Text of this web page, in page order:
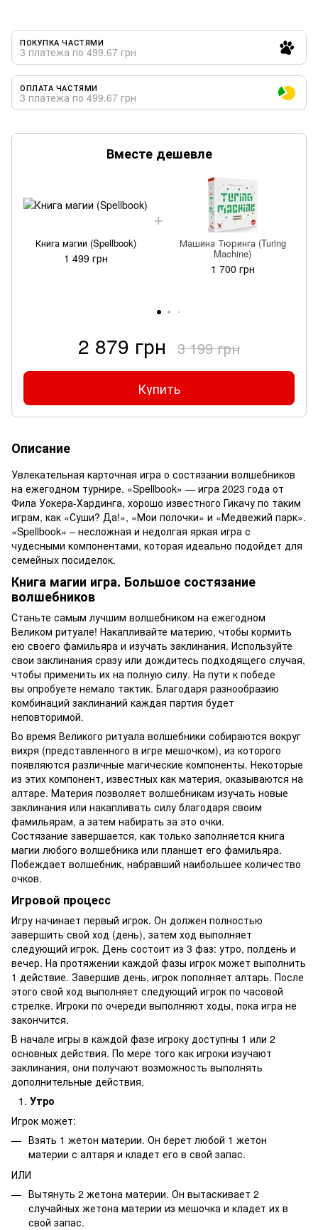
ПОКУПКА ЧАСТЯМИ
3 платежа по 499.67 грн
ОПЛАТА ЧАСТЯМИ
3 платежа по 499.67 грн
Вместе дешевле
Книга магии (Spellbook)
1 499 грн
Машина Тюринга (Turing
Machine)
1 700 грн
2 879 грн 3 199 грн
Купить
Описание
Увлекательная карточная игра о состязании волшебников
на ежегодном турнире. «Spellbook» — игра 2023 года от
Фила Уокера-Хардинга, хорошо известного Гикачу по таким
играм, как «Суши? Да!», «Мои полочки» и «Медвежий парк».
«Spellbook» – несложная и недолгая яркая игра с
чудесными компонентами, которая идеально подойдет для
семейных посиделок.
Книга магии игра. Большое состязание
волшебников
Станьте самым лучшим волшебником на ежегодном
Великом ритуале! Накапливайте материю, чтобы кормить
ею своего фамильяра и изучать заклинания. Используйте
свои заклинания сразу или дождитесь подходящего случая,
чтобы применить их на полную силу. На пути к победе
вы опробуете немало тактик. Благодаря разнообразию
комбинаций заклинаний каждая партия будет
неповторимой.
Во время Великого ритуала волшебники собираются вокруг
вихря (представленного в игре мешочком), из которого
появляются различные магические компоненты. Некоторые
из этих компонент, известных как материя, оказываются на
алтаре. Материя позволяет волшебникам изучать новые
заклинания или накапливать силу благодаря своим
фамильярам, а затем набирать за это очки.
Состязание завершается, как только заполняется книга
магии любого волшебника или планшет его фамильяра.
Побеждает волшебник, набравший наибольшее количество
очков.
Игровой процесс
Игру начинает первый игрок. Он должен полностью
завершить свой ход (день), затем ход выполняет
следующий игрок. День состоит из 3 фаз: утро, полдень и
вечер. На протяжении каждой фазы игрок может выполнить
1 действие. Завершив день, игрок пополняет алтарь. После
этого свой ход выполняет следующий игрок по часовой
стрелке. Игроки по очереди выполняют ходы, пока игра не
закончится.
В начале игры в каждой фазе игроку доступны 1 или 2
основных действия. По мере того как игроки изучают
заклинания, они получают возможность выполнять
дополнительные действия.
Утро
Игрок может:
Взять 1 жетон материи. Он берет любой 1 жетон
материи с алтаря и кладет его в свой запас.
ИЛИ
Вытянуть 2 жетона материи. Он вытаскивает 2
случайных жетона материи из мешочка и кладет их в
свой запас.